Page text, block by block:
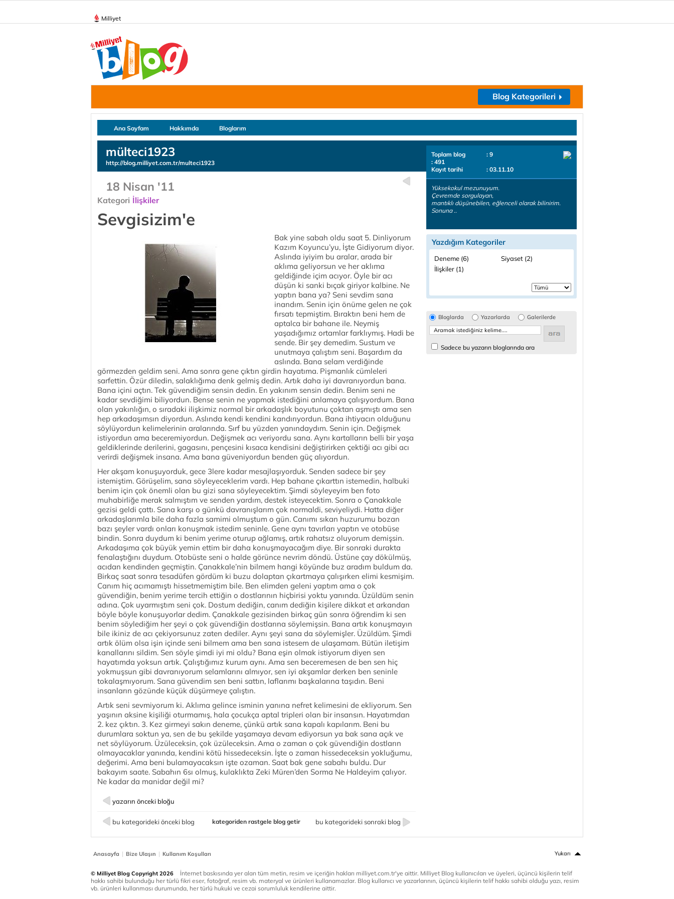
Milliyet
Blog Kategorileri
Ana Sayfam Hakkımda Bloglarım
mülteci1923
http://blog.milliyet.com.tr/multeci1923
18 Nisan '11
Kategori İlişkiler
Sevgisizim'e
Bak yine sabah oldu saat 5. Dinliyorum
Kazım Koyuncu’yu, İşte Gidiyorum diyor.
Aslında iyiyim bu aralar, arada bir
aklıma geliyorsun ve her aklıma
geldiğinde içim acıyor. Öyle bir acı
düşün ki sanki bıçak giriyor kalbine. Ne
yaptın bana ya? Seni sevdim sana
inandım. Senin için önüme gelen ne çok
fırsatı tepmiştim. Bıraktın beni hem de
aptalca bir bahane ile. Neymiş
yaşadığımız ortamlar farklıymış. Hadi be
sende. Bir şey demedim. Sustum ve
unutmaya çalıştım seni. Başardım da
aslında. Bana selam verdiğinde
görmezden geldim seni. Ama sonra gene çıktın girdin hayatıma. Pişmanlık cümleleri
sarfettin. Özür diledin, salaklığıma denk gelmiş dedin. Artık daha iyi davranıyordun bana.
Bana içini açtın. Tek güvendiğim sensin dedin. En yakınım sensin dedin. Benim seni ne
kadar sevdiğimi biliyordun. Bense senin ne yapmak istediğini anlamaya çalışıyordum. Bana
olan yakınlığın, o sıradaki ilişkimiz normal bir arkadaşlık boyutunu çoktan aşmıştı ama sen
hep arkadaşımsın diyordun. Aslında kendi kendini kandırıyordun. Bana ihtiyacın olduğunu
söylüyordun kelimelerinin aralarında. Sırf bu yüzden yanındaydım. Senin için. Değişmek
istiyordun ama beceremiyordun. Değişmek acı veriyordu sana. Aynı kartalların belli bir yaşa
geldiklerinde derilerini, gagasını, pençesini kısaca kendisini değiştirirken çektiği acı gibi acı
verirdi değişmek insana. Ama bana güveniyordun benden güç alıyordun.
Her akşam konuşuyorduk, gece 3lere kadar mesajlaşıyorduk. Senden sadece bir şey
istemiştim. Görüşelim, sana söyleyeceklerim vardı. Hep bahane çıkarttın istemedin, halbuki
benim için çok önemli olan bu gizi sana söyleyecektim. Şimdi söyleyeyim ben foto
muhabirliğe merak salmıştım ve senden yardım, destek isteyecektim. Sonra o Çanakkale
gezisi geldi çattı. Sana karşı o günkü davranışlarım çok normaldi, seviyeliydi. Hatta diğer
arkadaşlarımla bile daha fazla samimi olmuştum o gün. Canımı sıkan huzurumu bozan
bazı şeyler vardı onları konuşmak istedim seninle. Gene aynı tavırları yaptın ve otobüse
bindin. Sonra duydum ki benim yerime oturup ağlamış, artık rahatsız oluyorum demişsin.
Arkadaşıma çok büyük yemin ettim bir daha konuşmayacağım diye. Bir sonraki durakta
fenalaştığını duydum. Otobüste seni o halde görünce nevrim döndü. Üstüne çay dökülmüş,
acıdan kendinden geçmiştin. Çanakkale’nin bilmem hangi köyünde buz aradım buldum da.
Birkaç saat sonra tesadüfen gördüm ki buzu dolaptan çıkartmaya çalışırken elimi kesmişim.
Canım hiç acımamıştı hissetmemiştim bile. Ben elimden geleni yaptım ama o çok
güvendiğin, benim yerime tercih ettiğin o dostlarının hiçbirisi yoktu yanında. Üzüldüm senin
adına. Çok uyarmıştım seni çok. Dostum dediğin, canım dediğin kişilere dikkat et arkandan
böyle böyle konuşuyorlar dedim. Çanakkale gezisinden birkaç gün sonra öğrendim ki sen
benim söylediğim her şeyi o çok güvendiğin dostlarına söylemişsin. Bana artık konuşmayın
bile ikiniz de acı çekiyorsunuz zaten dediler. Aynı şeyi sana da söylemişler. Üzüldüm. Şimdi
artık ölüm olsa işin içinde seni bilmem ama ben sana istesem de ulaşamam. Bütün iletişim
kanallarını sildim. Sen söyle şimdi iyi mi oldu? Bana eşin olmak istiyorum diyen sen
hayatımda yoksun artık. Çalıştığımız kurum aynı. Ama sen beceremesen de ben sen hiç
yokmuşsun gibi davranıyorum selamlarını almıyor, sen iyi akşamlar derken ben seninle
tokalaşmıyorum. Sana güvendim sen beni sattın, laflarımı başkalarına taşıdın. Beni
insanların gözünde küçük düşürmeye çalıştın.
Artık seni sevmiyorum ki. Aklıma gelince isminin yanına nefret kelimesini de ekliyorum. Sen
yaşının aksine kişiliği oturmamış, hala çocukça aptal tripleri olan bir insansın. Hayatımdan
2. kez çıktın. 3. Kez girmeyi sakın deneme, çünkü artık sana kapalı kapılarım. Beni bu
durumlara soktun ya, sen de bu şekilde yaşamaya devam ediyorsun ya bak sana açık ve
net söylüyorum. Üzüleceksin, çok üzüleceksin. Ama o zaman o çok güvendiğin dostların
olmayacaklar yanında, kendini kötü hissedeceksin. İşte o zaman hissedeceksin yokluğumu,
değerimi. Ama beni bulamayacaksın işte ozaman. Saat bak gene sabahı buldu. Dur
bakayım saate. Sabahın 6sı olmuş, kulaklıkta Zeki Müren’den Sorma Ne Haldeyim çalıyor.
Ne kadar da manidar değil mi?
yazarın önceki bloğu
bu kategorideki önceki blog bu kategorideki sonraki blog
kategoriden rastgele blog getir
Toplam blog
: 9
: 491
Kayıt tarihi
: 03.11.10
Yüksekokul mezunuyum.
Çevremde sorgulayan,
mantıklı düşünebilen, eğlenceli olarak bilinirim.
Sonuna ..
Yazdığım Kategoriler
Deneme (6)
Siyaset (2)
İlişkiler (1)
Bloglarda Yazarlarda Galerilerde
Sadece bu yazarın bloglarında ara
Anasayfa | Bize Ulaşın | Kullanım Koşulları Yukarı
© Milliyet Blog Copyright 2026
İnternet baskısında yer alan tüm metin, resim ve içeriğin hakları milliyet.com.tr'ye aittir. Milliyet Blog kullanıcıları ve üyeleri, üçüncü kişilerin telif
hakkı sahibi bulunduğu her türlü fikri eser, fotoğraf, resim vb. materyal ve ürünleri kullanamazlar. Blog kullanıcı ve yazarlarının, üçüncü kişilerin telif hakkı sahibi olduğu yazı, resim
vb. ürünleri kullanması durumunda, her türlü hukuki ve cezai sorumluluk kendilerine aittir.